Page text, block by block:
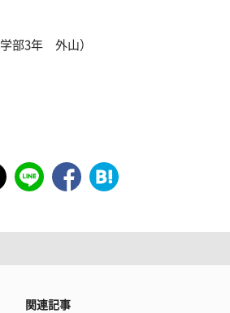
学部3年 外山）
関連記事